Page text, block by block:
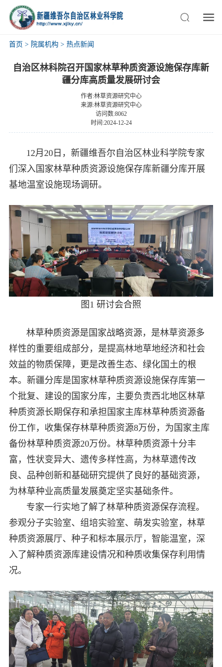
首页 > 院属机构> 热点新闻
自治区林科院召开国家林草种质资源设施保存库新
疆分库高质量发展研讨会
作者:林草资源研究中心
来源:林草资源研究中心
访问数:8062
时间:2024-12-24
12月20日，新疆维吾尔自治区林业科学院专家
们深入国家林草种质资源设施保存库新疆分库开展
基地温室设施现场调研。
图1 研讨会合照
林草种质资源是国家战略资源，是林草资源多
样性的重要组成部分，是提高林地草地经济和社会
效益的物质保障，更是改善生态、绿化国土的根
本。新疆分库是国家林草种质资源设施保存库第一
个批复、建设的国家分库，主要负责西北地区林草
种质资源长期保存和承担国家主库林草种质资源备
份工作，收集保存林草种质资源8万份，为国家主库
备份林草种质资源20万份。林草种质资源十分丰
富，性状变异大、遗传多样性高，为林草遗传改
良、品种创新和基础研究提供了良好的基础资源，
为林草种业高质量发展奠定坚实基础条件。
专家一行实地了解了林草种质资源保存流程。
参观分子实验室、组培实验室、萌发实验室，林草
种质资源展厅、种子和标本展示厅，智能温室，深
入了解种质资源库建设情况和种质收集保存利用情
况。